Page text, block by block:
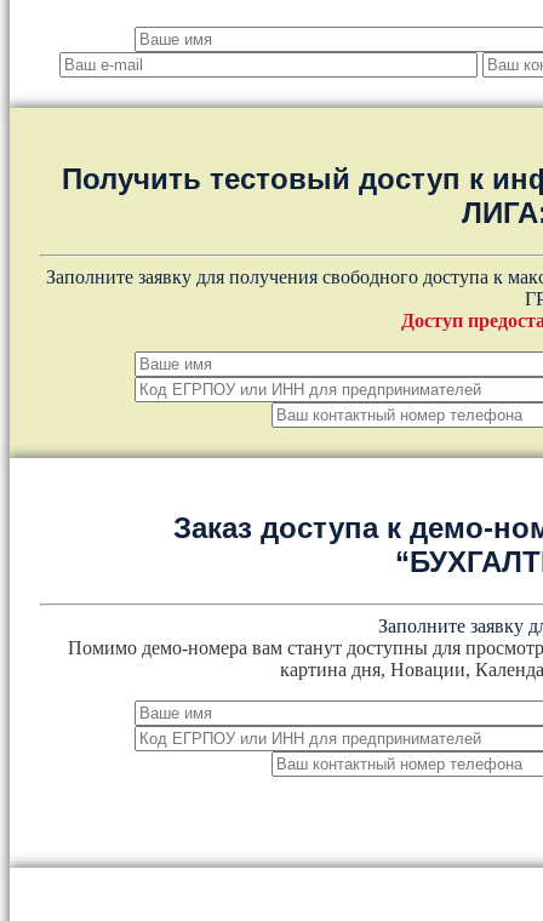
Получить тестовый доступ к
Заполните заявку для получения свободного доступа к
Доступ
Заказ доступа к демо-
Заполните заявку
Помимо демо-номера вам станут доступны для
картина дня, Новации,